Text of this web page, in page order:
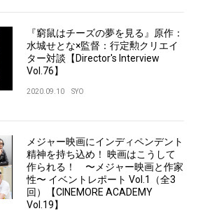
『窮鼠はチーズの夢を見る』原作：
水城せとな×監督：行定勲クリエイ
ター対談【Director's Interview
Vol.76】
2020.09.10 SYO
メジャー映画にインディペンデント
精神を持ち込め！ 映画はこうして
作られる！ 〜メジャー映画と作家
性〜 イベントレポート Vol.1（全3
回）【CINEMORE ACADEMY
Vol.19】